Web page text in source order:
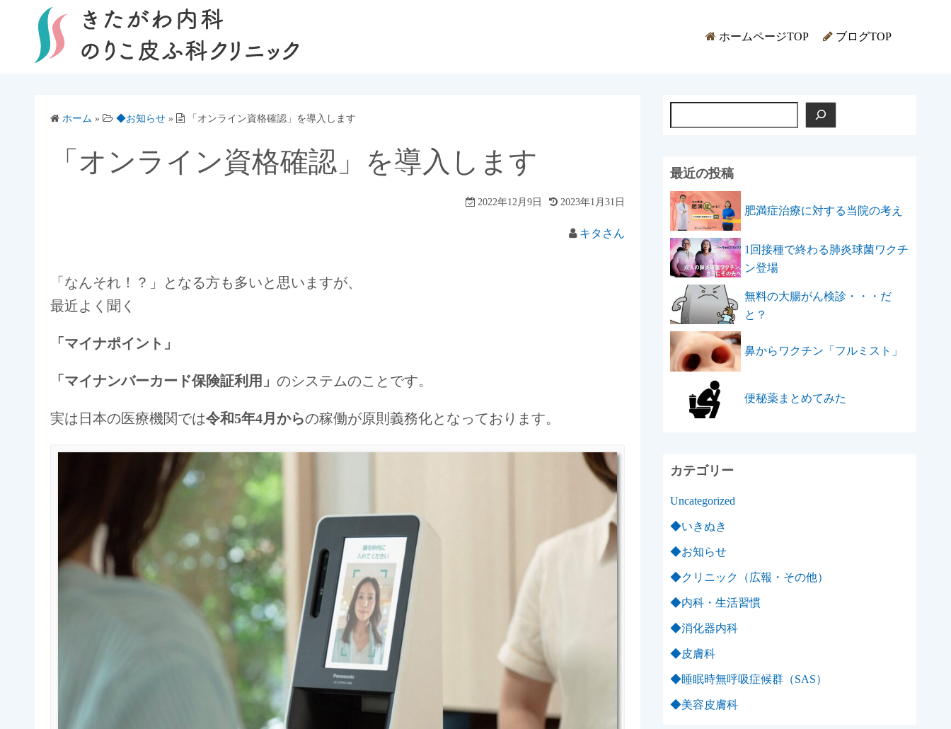
ホームページTOP ブログTOP
ホーム » ◆お知らせ » 「オンライン資格確認」を導入します
「オンライン資格確認」を導入します
2022年12月9日 2023年1月31日
キタさん
「なんそれ！？」となる方も多いと思いますが、
最近よく聞く
「マイナポイント」
「マイナンバーカード保険証利用」 のシステムのことです。
実は日本の医療機関では令和5年4月からの稼働が原則義務化となっております。
索
最近の投稿
肥満症治療に対する当院の考え
1回接種で終わる肺炎球菌ワクチ
ン登場
無料の大腸がん検診・・・だ
と？
鼻からワクチン「フルミスト」
便秘薬まとめてみた
カテゴリー
Uncategorized
◆いきぬき
◆お知らせ
◆クリニック（広報・その他）
◆内科・生活習慣
◆消化器内科
◆皮膚科
◆睡眠時無呼吸症候群（SAS）
◆美容皮膚科